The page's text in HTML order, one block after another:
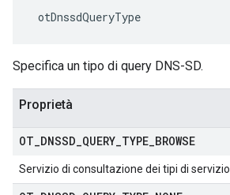
otDnssdQueryType
Specifica un tipo di query DNS-SD.
Proprietà
OT DNSSD QUERY TYPE BROWSE
Servizio di consultazione dei tipi di servizio.